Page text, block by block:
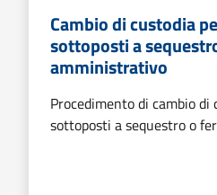
Cambio di custodia
sottoposti a
amministrativo
Procedimento di cambio di
sottoposti a sequestro o